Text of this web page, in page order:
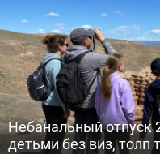
Небанальный отпуск
детьми без виз, толп